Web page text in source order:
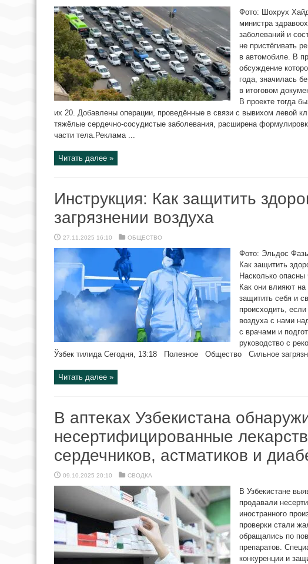
Фото: Шохрух
министра
заболеваний и
не пристёгивать
в автомобиле. В
обсуждение
года, значилась
в итоговом
В проекте тогда
их 20. Добавлены операции, проведённые в связи с вывихом левой
тяжёлые сердечно-сосудистые заболевания, расширена
части тела.Реклама ...
Читать далее »
Инструкция: Как защитить
загрязнении воздуха
27.11.2025 16:10 ОБЩЕСТВО
Фото: Эльдос
Как защитить
Насколько
Как они влияют
защитить себя и
происходить,
воздуха с нами
с врачами и
руководство с
Ўзбек тилида Сегодня, 13:18 Полезное Общество Сильное
Читать далее »
В аптеках Узбекистана
несертифицированные
сердечников, астматиков и
09.10.2025 20:10 СВОДКА
В Узбекистане
продавали
иностранного
проверки стали
обращались по
препаратов.
конкуренции и